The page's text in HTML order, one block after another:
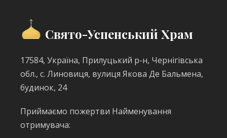
Свято-Успенський Храм
17584, Україна, Прилуцький р-н, Чернігівська
обл., с. Линовиця, вулиця Якова Де Бальмена,
будинок, 24
Приймаємо пожертви Найменування
отримувача: